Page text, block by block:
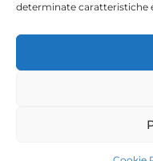
determinate caratteristiche
Stili di Vita ©
Sito internet